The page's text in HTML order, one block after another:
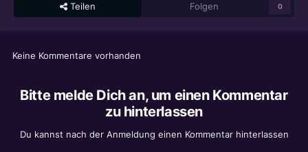
Teilen Folgen 0
Keine Kommentare vorhanden
Bitte melde Dich an, um einen Kommentar
zu hinterlassen
Du kannst nach der Anmeldung einen Kommentar hinterlassen